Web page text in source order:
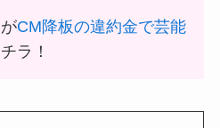
CM降板の違約金で芸能
ラ！